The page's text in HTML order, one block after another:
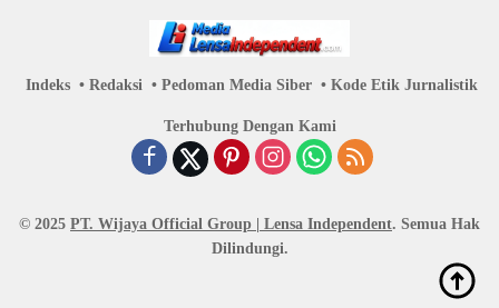
Indeks Redaksi Pedoman Media Siber Kode Etik Jurnalistik
Terhubung Dengan Kami
© 2025 PT. Wijaya Official Group | Lensa Independent. Semua Hak
Dilindungi.